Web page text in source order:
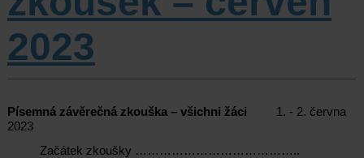
2023
Písemná závěrečná zkouška – všichni žáci 1. - 2. června
2023
Začátek zkoušky …………………………………..